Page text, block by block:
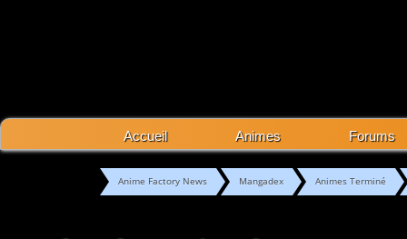
Accueil Animes Forums
Anime Factory News Mangadex Animes Terminé